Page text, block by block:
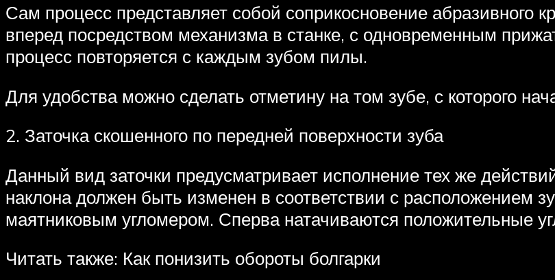
Сам процесс представляет собой соприкосновение абразивного
вперед посредством механизма в станке, с одновременным
процесс повторяется с каждым зубом пилы.
Для удобства можно сделать отметину на том зубе, с которого
2. Заточка скошенного по передней поверхности зуба
Данный вид заточки предусматривает исполнение тех же
наклона должен быть изменен в соответствии с расположением
маятниковым угломером. Сперва натачиваются положительные
Читать также: Как понизить обороты болгарки